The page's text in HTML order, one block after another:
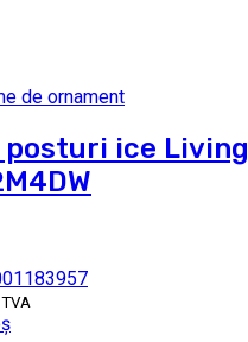
de ornament
posturi ice